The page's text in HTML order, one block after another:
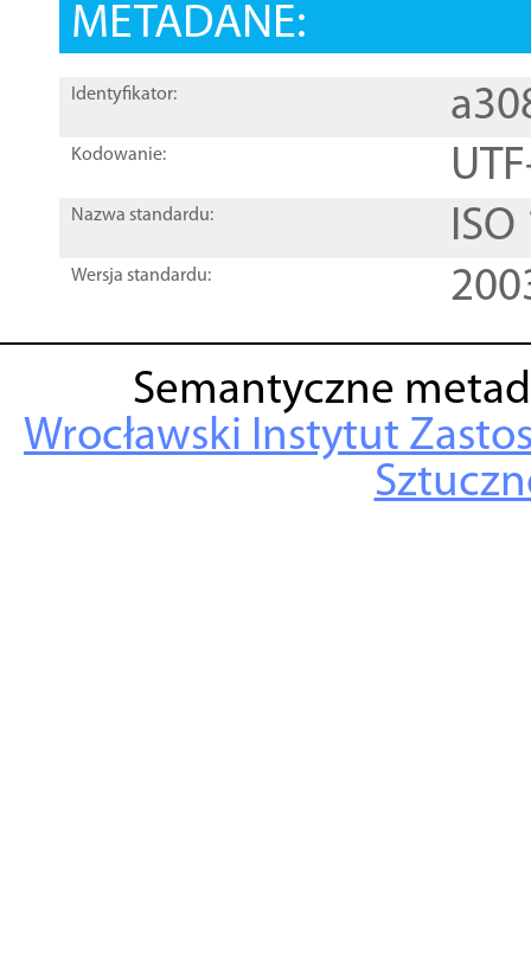
METADANE:
Identyfikator:
Kodowanie:
Nazwa standardu:
Wersja standardu:
Semantyczne
Wrocławski Instytut